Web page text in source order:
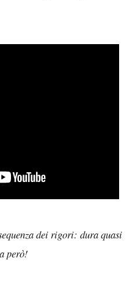
dei rigori: dura quasi
però!